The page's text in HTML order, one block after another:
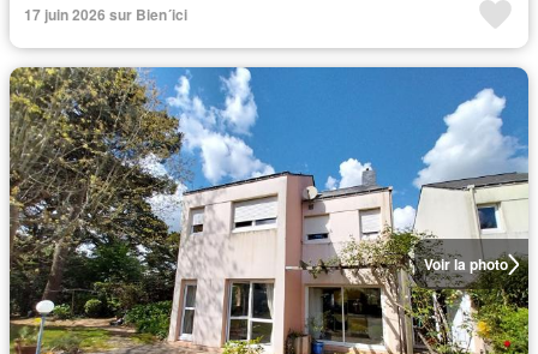
17 juin 2026 sur Bien´ici
Voir la photo